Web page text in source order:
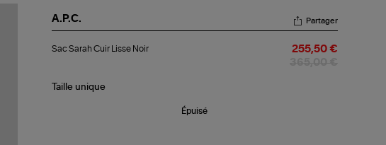
A.P.C.
Sarah
Noir
Partager
Sac Sarah Cuir Lisse Noir 255,50 €
Taille unique
Épuisé